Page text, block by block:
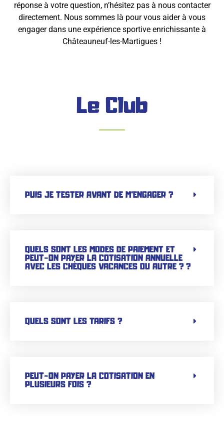
réponse à votre question, n’hésitez pas à nous contacter
directement. Nous sommes là pour vous aider à vous
engager dans une expérience sportive enrichissante à
Châteauneuf-les-Martigues !
Le Club
PUIS JE TESTER AVANT DE M'ENGAGER ?
QUELS SONT LES MODES DE PAIEMENT ET
PEUT-ON PAYER LA COTISATION ANNUELLE
AVEC LES CHÈQUES VACANCES OU AUTRE ? ?
QUELS SONT LES TARIFS ?
PEUT-ON PAYER LA COTISATION EN
PLUSIEURS FOIS ?